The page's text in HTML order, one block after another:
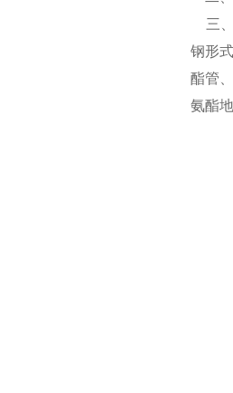
三、
钢形
酯管
氨酯